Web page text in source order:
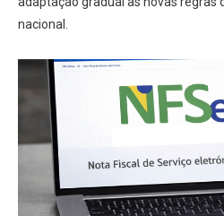
nacional.